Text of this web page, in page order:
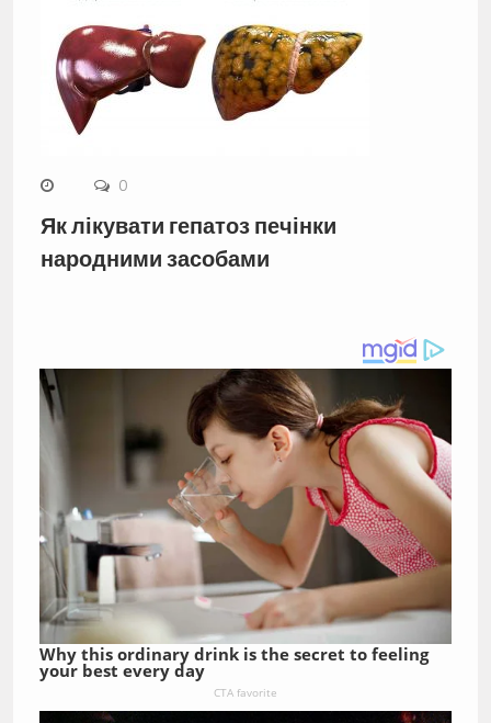
0
Як лікувати гепатоз печінки
народними засобами
Why this ordinary drink is the secret to feeling
your best every day
CTA favorite